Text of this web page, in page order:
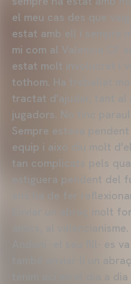
el meu cas des que
estat amb ell i sempre
mi com al Valencia CF
estat molt involucrat i
tothom. Ha treballat
tractat d'ajudar, tant al
jugadors. No tinc
Sempre estava
equip i això diu molt
tan complicats pels
estiguera pendent del
ens ha de fer
Enviar un abraç molt
amics, al
Andoni -el seu fill- es
també enviar-li un
tenim ací en el dia a dia